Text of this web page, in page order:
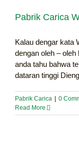
Pabrik Carica
Kalau dengar kata
dengan oleh –
anda tahu bahwa
dataran tinggi
Pabrik Carica
0
Read More